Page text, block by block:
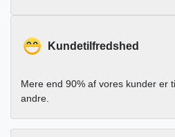
Kundetilfredshed
Mere end 90% af vores kunder er
andre.